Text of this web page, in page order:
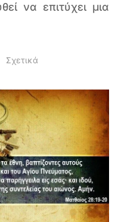
να επιτύχει μια
Σχετικά